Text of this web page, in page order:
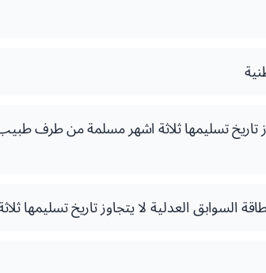
تاريخ تسليمها ثلاثة اشهر مسلمة من
السوابق العدلية لا يتجاوز تاريخ تسليمها